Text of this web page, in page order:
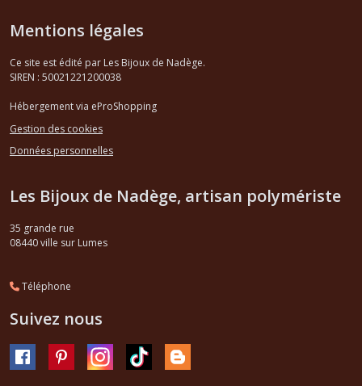
Mentions légales
Ce site est édité par Les Bijoux de Nadège.
SIREN : 50021221200038
Hébergement via eProShopping
Gestion des cookies
Données personnelles
Les Bijoux de Nadège, artisan polymériste
35 grande rue
08440ville sur Lumes
Téléphone
Suivez nous